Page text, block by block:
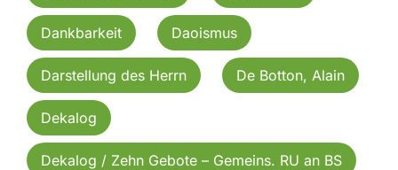
Dankbarkeit Daoismus
Darstellung des Herrn De Botton, Alain
Dekalog
Dekalog / Zehn Gebote – Gemeins. RU an BS